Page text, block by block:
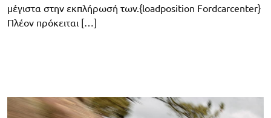
μέγιστα στην εκπλήρωσή των.{loadposition Fordcarcenter}
Πλέον πρόκειται […]